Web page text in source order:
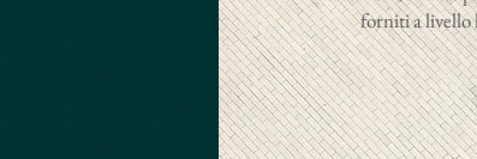
forniti a livello